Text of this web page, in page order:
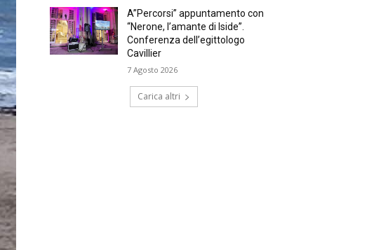
A”Percorsi” appuntamento con
“Nerone, l’amante di Iside”.
Conferenza dell’egittologo
Cavillier
7 Agosto 2026
Carica altri